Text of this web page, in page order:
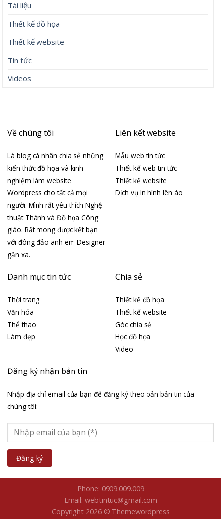
Tài liệu
Thiết kế đồ họa
Thiết kế website
Tin tức
Videos
Về chúng tôi
Là blog cá nhân chia sẻ những
kiến thức đồ họa và kinh
nghiệm làm website
Wordpress cho tất cả mọi
người. Mình rất yêu thích Nghệ
thuật Thánh và Đồ họa Công
giáo. Rất mong được kết bạn
với đông đảo anh em Designer
gần xa.
Liên kết website
Mẫu web tin tức
Thiết kế web tin tức
Thiết kế website
Dịch vụ In hình lên áo
Danh mục tin tức
Thời trang
Văn hóa
Thể thao
Làm đẹp
Chia sẻ
Thiết kế đồ họa
Thiết kế website
Góc chia sẻ
Học đồ họa
Video
Đăng ký nhận bản tin
Nhập địa chỉ email của bạn để đăng ký theo bản bản tin của
chúng tôi:
Phone: 0909.009.009
Email: webtintuc@gmail.com
Copyright 2026 © Themewordpress